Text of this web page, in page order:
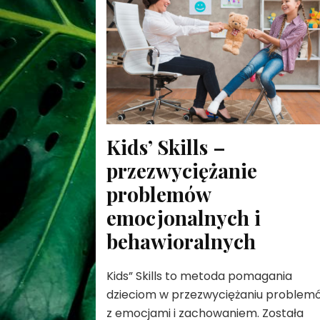
Kids’ Skills –
przezwyciężanie
problemów
emocjonalnych i
behawioralnych
Kids” Skills to metoda pomagania
dzieciom w przezwyciężaniu
z emocjami i zachowaniem. Została